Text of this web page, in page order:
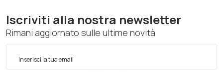
Iscriviti alla nostra newsletter
Rimani aggiornato sulle ultime novità